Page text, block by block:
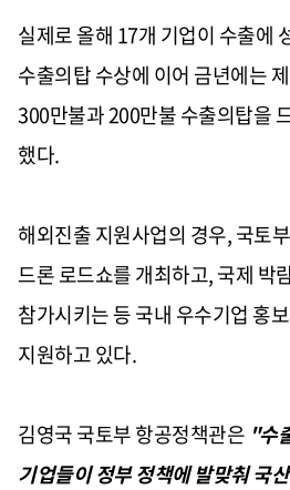
실제로 올해 17개 기업이 수출에
수출의탑 수상에 이어 금년에는
300만불과 200만불 수출의탑을
했다.
해외진출 지원사업의 경우, 국토
드론 로드쇼를 개최하고, 국제 박
참가시키는 등 국내 우수기업 홍
지원하고 있다.
김영국 국토부 항공정책관은 "수
기업들이 정부 정책에 발맞춰 국